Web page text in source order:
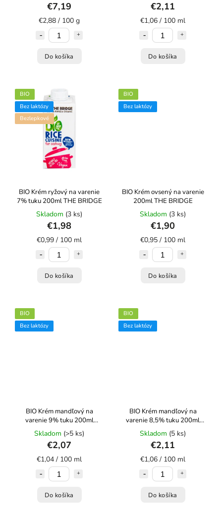
€7,19
€2,88 / 100 g
Do košíka
€2,11
€1,06 / 100 ml
Do košíka
BIO
Bez laktózy
Bezlepkové
BIO Krém ryžový na varenie
7% tuku 200ml THE BRIDGE
Skladom (3 ks)
€1,98
€0,99 / 100 ml
Do košíka
BIO
Bez laktózy
BIO Krém ovsený na varenie
200ml THE BRIDGE
Skladom (3 ks)
€1,90
€0,95 / 100 ml
Do košíka
BIO
Bez laktózy
BIO Krém mandľový na
varenie 9% tuku 200ml
ECOMIL
Skladom (>5 ks)
€2,07
€1,04 / 100 ml
Do košíka
BIO
Bez laktózy
BIO Krém mandľový na
varenie 8,5% tuku 200ml
ECOMIL
Skladom (5 ks)
€2,11
€1,06 / 100 ml
Do košíka